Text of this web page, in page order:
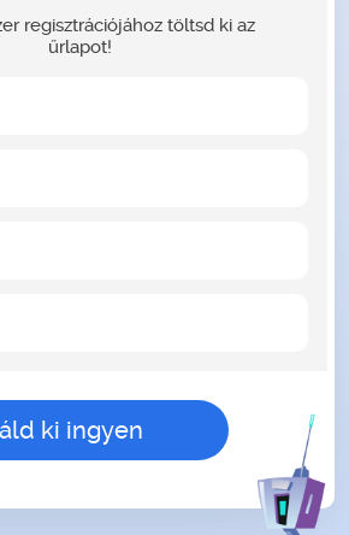
regisztrációjához töltsd ki az
űrlapot!